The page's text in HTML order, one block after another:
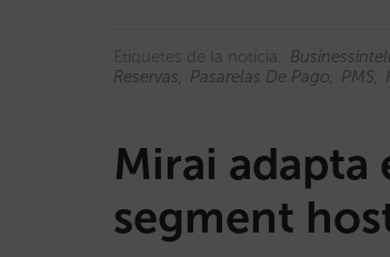
Etiquetes de la notícia:
Reservas
Pasarelas De Pago PMS
Mirai adapta
segment